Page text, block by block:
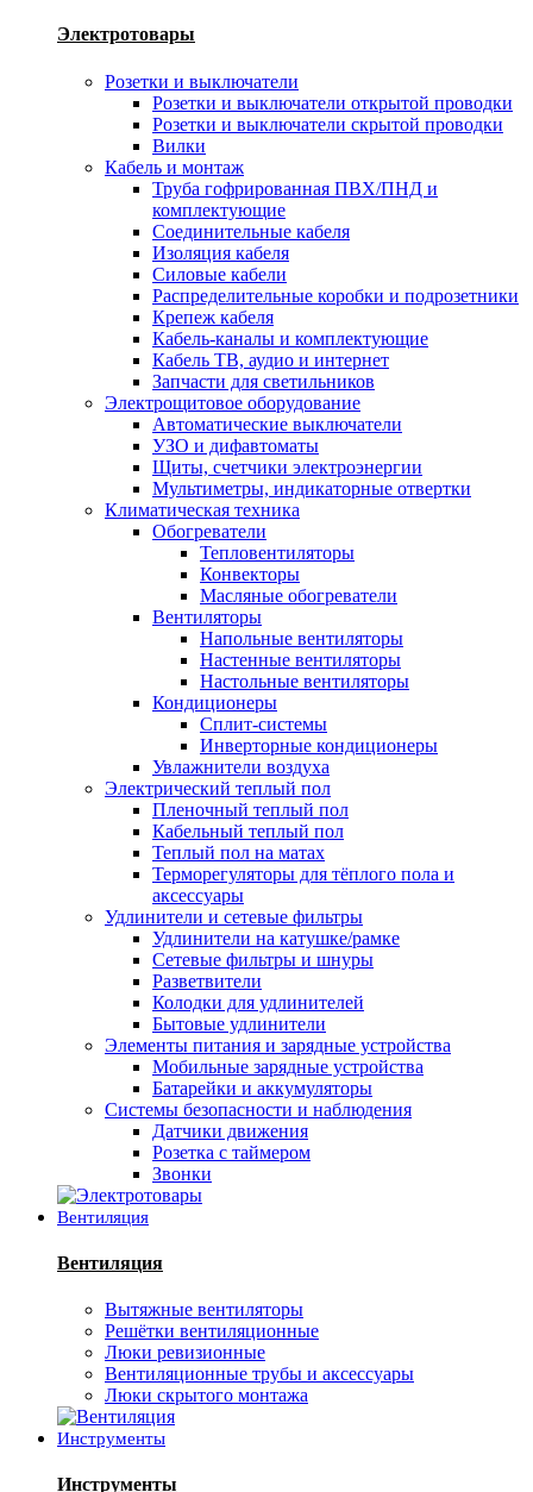
Электротовары
Розетки и выключатели
Розетки и выключатели открытой проводки
Розетки и выключатели скрытой проводки
Вилки
Кабель и монтаж
Труба гофрированная ПВХ/ПНД и
комплектующие
Соединительные кабеля
Изоляция кабеля
Силовые кабели
Распределительные коробки и подрозетники
Крепеж кабеля
Кабель-каналы и комплектующие
Кабель ТВ, аудио и интернет
Запчасти для светильников
Электрощитовое оборудование
Автоматические выключатели
УЗО и дифавтоматы
Щиты, счетчики электроэнергии
Мультиметры, индикаторные отвертки
Климатическая техника
Обогреватели
Тепловентиляторы
Конвекторы
Масляные обогреватели
Вентиляторы
Напольные вентиляторы
Настенные вентиляторы
Настольные вентиляторы
Кондиционеры
Сплит-системы
Инверторные кондиционеры
Увлажнители воздуха
Электрический теплый пол
Пленочный теплый пол
Кабельный теплый пол
Теплый пол на матах
Терморегуляторы для тёплого пола и
аксессуары
Удлинители и сетевые фильтры
Удлинители на катушке/рамке
Сетевые фильтры и шнуры
Разветвители
Колодки для удлинителей
Бытовые удлинители
Элементы питания и зарядные устройства
Мобильные зарядные устройства
Батарейки и аккумуляторы
Системы безопасности и наблюдения
Датчики движения
Розетка с таймером
Звонки
Вентиляция
Вентиляция
Вытяжные вентиляторы
Решётки вентиляционные
Люки ревизионные
Вентиляционные трубы и аксессуары
Люки скрытого монтажа
Инструменты
Инструменты